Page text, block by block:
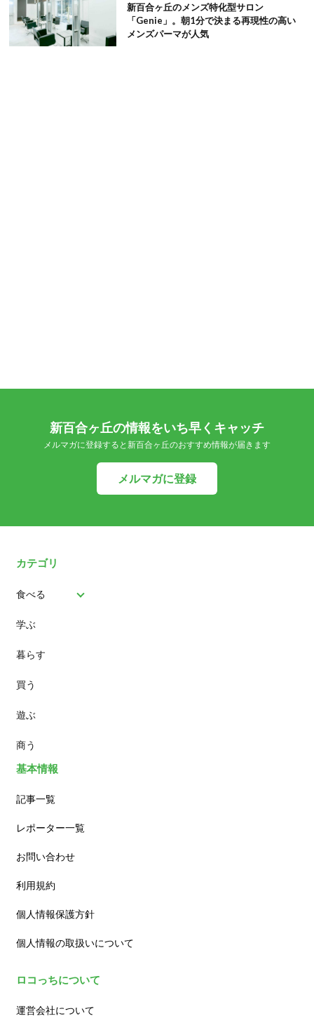
新百合ヶ丘のメンズ特化型サロン
「Genie」。朝1分で決まる再現性の高い
メンズパーマが人気
新百合ヶ丘の情報をいち早くキャッチ
メルマガに登録すると新百合ヶ丘のおすすめ情報が届きます
メルマガに登録
カテゴリ
食べる
パン
スイーツ
ランチ
カフェ
学ぶ
暮らす
買う
遊ぶ
商う
基本情報
記事一覧
レポーター一覧
お問い合わせ
利用規約
個人情報保護方針
個人情報の取扱いについて
ロコっちについて
運営会社について